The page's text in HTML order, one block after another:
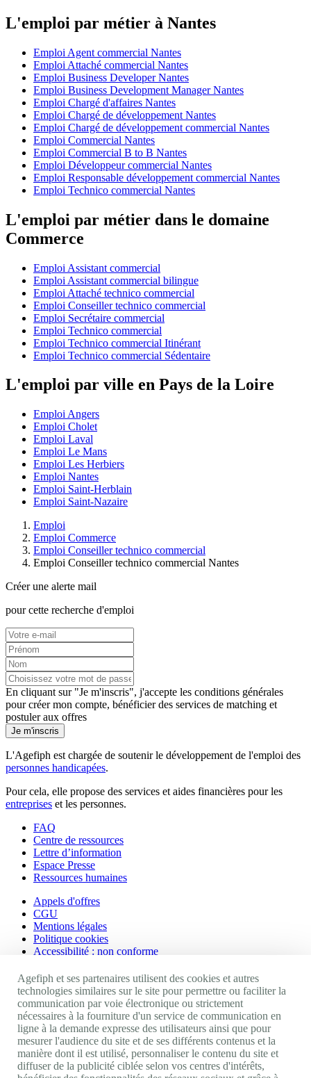
L'emploi par métier à Nantes
Emploi Agent commercial Nantes
Emploi Attaché commercial Nantes
Emploi Business Developer Nantes
Emploi Business Development Manager Nantes
Emploi Chargé d'affaires Nantes
Emploi Chargé de développement Nantes
Emploi Chargé de développement commercial Nantes
Emploi Commercial Nantes
Emploi Commercial B to B Nantes
Emploi Développeur commercial Nantes
Emploi Responsable développement commercial Nantes
Emploi Technico commercial Nantes
L'emploi par métier dans le domaine
Commerce
Emploi Assistant commercial
Emploi Assistant commercial bilingue
Emploi Attaché technico commercial
Emploi Conseiller technico commercial
Emploi Secrétaire commercial
Emploi Technico commercial
Emploi Technico commercial Itinérant
Emploi Technico commercial Sédentaire
L'emploi par ville en Pays de la Loire
Emploi Angers
Emploi Cholet
Emploi Laval
Emploi Le Mans
Emploi Les Herbiers
Emploi Nantes
Emploi Saint-Herblain
Emploi Saint-Nazaire
Emploi
Emploi Commerce
Emploi Conseiller technico commercial
Emploi Conseiller technico commercial Nantes
Créer une alerte mail
pour cette recherche d'emploi
En cliquant sur "Je m'inscris", j'accepte les conditions générales
pour créer mon compte, bénéficier des services de matching et
postuler aux offres
Je m'inscris
L'Agefiph est chargée de soutenir le développement de l'emploi des
personnes handicapées.
Pour cela, elle propose des services et aides financières pour les
entreprises et les personnes.
FAQ
Centre de ressources
Lettre d’information
Espace Presse
Ressources humaines
Appels d'offres
CGU
Mentions légales
Politique cookies
Accessibilité : non conforme
Nos autres sites
Site portail Agefiph
Activateur de progrès
Handinnov
Innovation et recherche
Université du RRH
Service AppuiPro
Agefiph et ses partenaires utilisent des cookies et autres
technologies similaires sur le site pour permettre ou faciliter la
communication par voie électronique ou strictement
nécessaires à la fourniture d'un service de communication en
ligne à la demande expresse des utilisateurs ainsi que pour
mesurer l'audience du site et de ses différents contenus et la
manière dont il est utilisé, personnaliser le contenu du site et
diffuser de la publicité ciblée selon vos centres d'intérêts,